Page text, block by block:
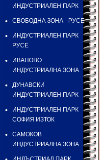
ИНДУСТРИАЛЕН ПАРК
СВОБОДНА ЗОНА - РУСЕ
ИНДУСТРИАЛЕН ПАРК
РУСЕ
ИВАНОВО
ИНДУСТРИАЛНА ЗОНА
ДУНАВСКИ
ИНДУСТРИАЛЕН ПАРК
ИНДУСТРИАЛЕН ПАРК
СОФИЯ ИЗТОК
САМОКОВ
ИНДУСТРИАЛНА ЗОНА